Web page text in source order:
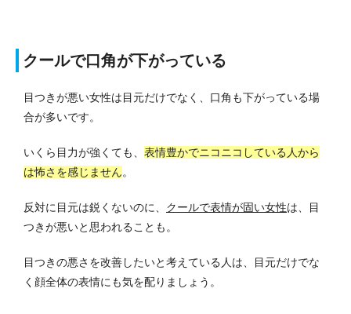
クールで口角が下がっている
目つきが悪い女性は目元だけでなく、口角も下がっている場
合が多いです。
いくら目力が強くても、 表情豊かでニコニコしている人から
は怖さを感じません。
反対に目元は鋭くないのに、 クールで表情が固い女性は、目
つきが悪いと思われることも。
目つきの悪さを改善したいと考えている人は、目元だけでな
く顔全体の表情にも気を配りましょう。